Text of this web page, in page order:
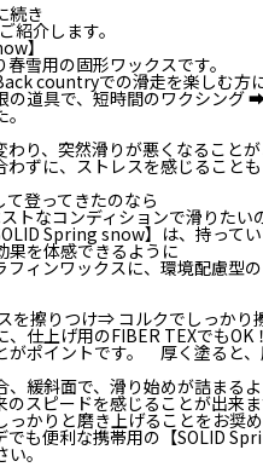
続き
紹介します。
】
雪用の固形ワックスです。
countryでの滑走を楽しむ方
の道具で、短時間のワクシング
り、突然滑りが悪くなること
ずに、ストレスを感じること
登ってきたのなら
トなコンディションで滑りたい
Spring snow】は、持っ
果を体感できるように
ィンワックスに、環境配慮型
を擦りつけ⇒ コルクでしっか
仕上げ用のFIBER TEXでもOK
がポイントです。 厚く塗ると
緩斜面で、滑り始めが詰まる
のスピードを感じることが出
っかりと磨き上げることをお奨
でも便利な携帯用の【SOLID
。